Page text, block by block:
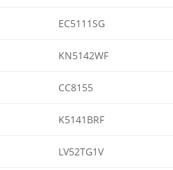
EC5111SG
KN5142WF
CC8155
K5141BRF
LV52TG1V